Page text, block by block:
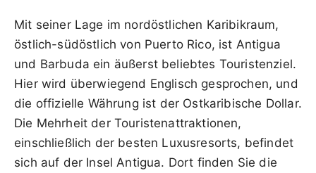
Mit seiner Lage im nordöstlichen Karibikraum,
östlich-südöstlich von Puerto Rico, ist Antigua
und Barbuda ein äußerst beliebtes Touristenziel.
Hier wird überwiegend Englisch gesprochen, und
die offizielle Währung ist der Ostkaribische Dollar.
Die Mehrheit der Touristenattraktionen,
einschließlich der besten Luxusresorts, befindet
sich auf der Insel Antigua. Dort finden Sie die